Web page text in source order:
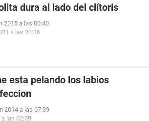
dura al lado del clítoris
2015 a las 00:40
a las 23:16
esta pelando los labios
2014 a las 07:39
a las 02:09